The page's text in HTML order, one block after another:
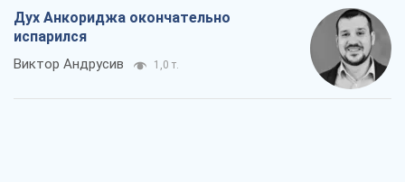
Дух Анкориджа окончательно
испарился
Виктор Андрусив 1,0 т.